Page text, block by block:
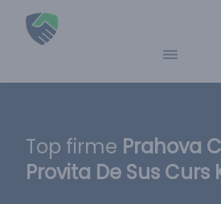
Top firme Prahova
Provita De Sus Curs